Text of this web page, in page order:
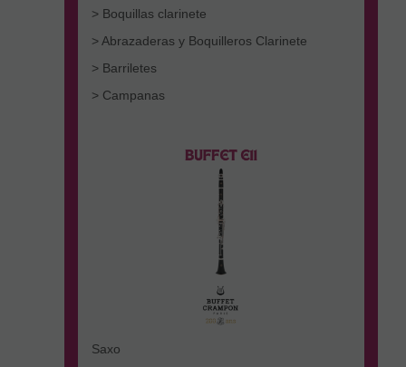
> Boquillas clarinete
> Abrazaderas y Boquilleros Clarinete
> Barriletes
> Campanas
Saxo